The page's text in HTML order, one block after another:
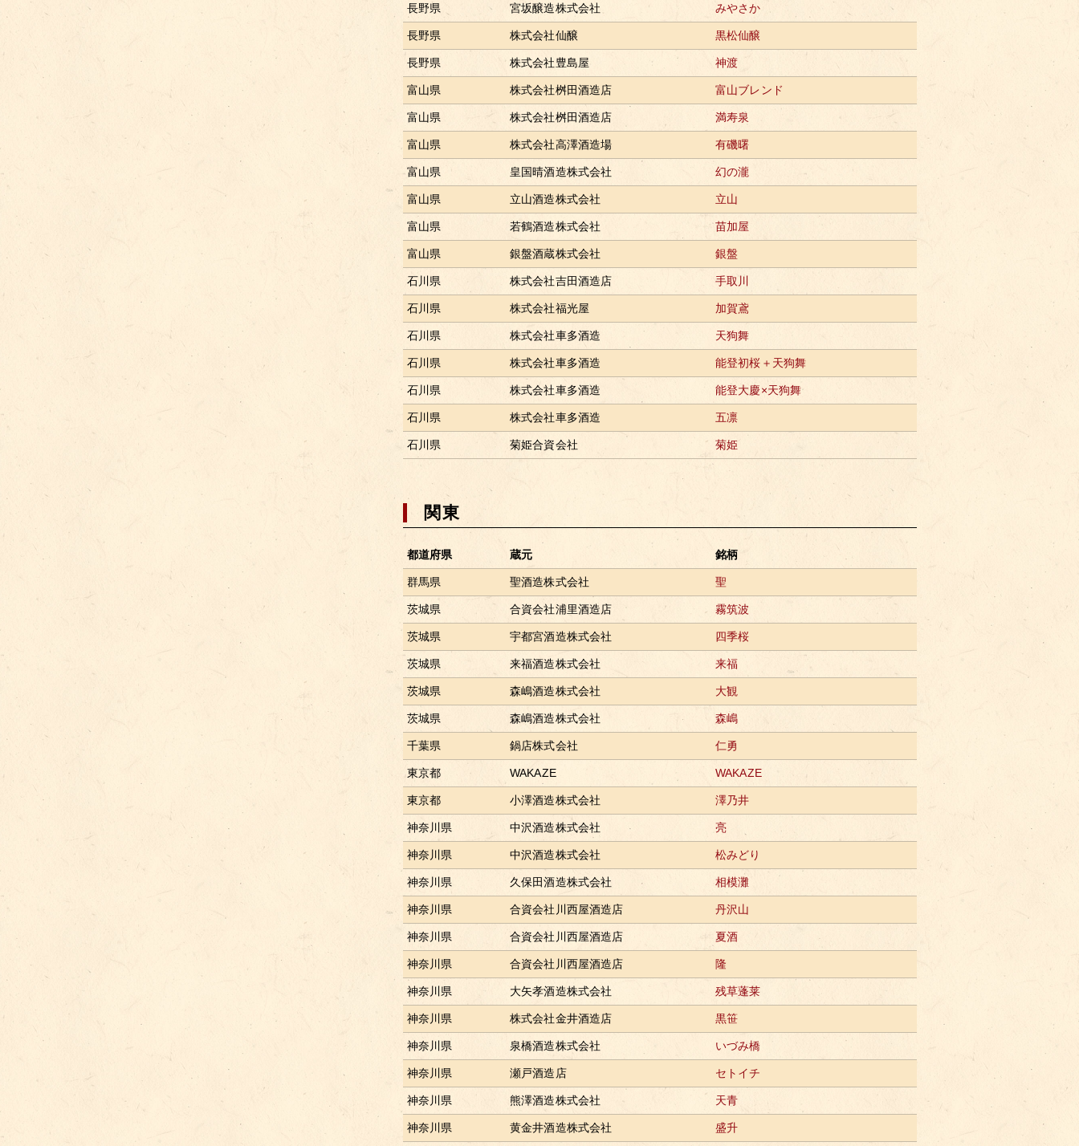
長野県 宮坂醸造株式会社 みやさか
長野県 株式会社仙醸 黒松仙醸
長野県 株式会社豊島屋 神渡
富山県 株式会社桝田酒造店 富山ブレンド
富山県 株式会社桝田酒造店 満寿泉
富山県 株式会社高澤酒造場 有磯曙
富山県 皇国晴酒造株式会社 幻の瀧
富山県 立山酒造株式会社 立山
富山県 若鶴酒造株式会社 苗加屋
富山県 銀盤酒蔵株式会社 銀盤
石川県 株式会社吉田酒造店 手取川
石川県 株式会社福光屋 加賀鳶
石川県 株式会社車多酒造 天狗舞
石川県 株式会社車多酒造 能登初桜＋天狗舞
石川県 株式会社車多酒造 能登大慶×天狗舞
石川県 株式会社車多酒造 五凛
石川県 菊姫合資会社 菊姫
関東
都道府県 蔵元 銘柄
群馬県 聖酒造株式会社 聖
茨城県 合資会社浦里酒造店 霧筑波
茨城県 宇都宮酒造株式会社 四季桜
茨城県 来福酒造株式会社 来福
茨城県 森嶋酒造株式会社 大観
茨城県 森嶋酒造株式会社 森嶋
千葉県 鍋店株式会社 仁勇
東京都 WAKAZE WAKAZE
東京都 小澤酒造株式会社 澤乃井
神奈川県 中沢酒造株式会社 亮
神奈川県 中沢酒造株式会社 松みどり
神奈川県 久保田酒造株式会社 相模灘
神奈川県 合資会社川西屋酒造店 丹沢山
神奈川県 合資会社川西屋酒造店 夏酒
神奈川県 合資会社川西屋酒造店 隆
神奈川県 大矢孝酒造株式会社 残草蓬莱
神奈川県 株式会社金井酒造店 黒笹
神奈川県 泉橋酒造株式会社 いづみ橋
神奈川県 瀬戸酒造店 セトイチ
神奈川県 熊澤酒造株式会社 天青
神奈川県 黄金井酒造株式会社 盛升